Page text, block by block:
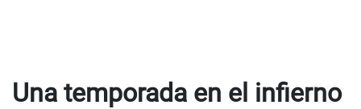
Una temporada en el infierno